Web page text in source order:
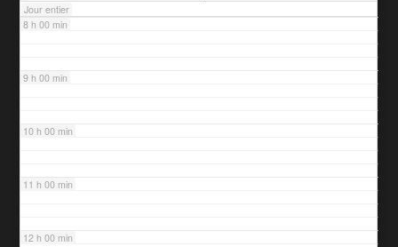
Jour entier
8 h 00 min
9 h 00 min
10 h 00 min
11 h 00 min
12 h 00 min